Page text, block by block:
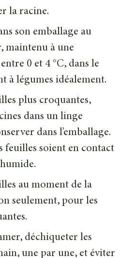
la racine.
son emballage au
maintenu à une
0 et 4 °C, dans le
à légumes idéalement.
plus croquantes,
dans un linge
dans l’emballage.
feuilles soient en contact
au moment de la
seulement, pour les
déchiqueter les
une par une, et éviter